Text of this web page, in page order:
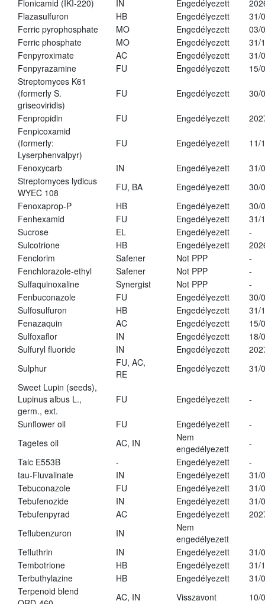
Flonicamid (IKI-220) IN Engedélyezett
Flazasulfuron
HB Engedélyezett
31/
Ferric pyrophosphate
MO Engedélyezett
03/
Ferric phosphate
MO Engedélyezett
31/
Fenpyroximate
AC Engedélyezett
31/
Fenpyrazamine
FU Engedélyezett
15/
Streptomyces K61
(formerly S.
griseoviridis)
FU Engedélyezett 30/
Fenpropidin FU Engedélyezett
Fenpicoxamid
(formerly:
Lyserphenvalpyr)
FU Engedélyezett 11/
Fenoxycarb IN Engedélyezett
31/
Streptomyces lydicus
WYEC 108
FU, BA Engedélyezett
30/
Fenoxaprop-P
HB Engedélyezett
30/
Fenhexamid
FU Engedélyezett
31/
Sucrose
EL Engedélyezett
-
Sulcotrione
HB Engedélyezett
Fenclorim
Safener Not PPP
-
Fenchlorazole-ethyl
Safener Not PPP
-
Sulfaquinoxaline
Synergist Not PPP
-
Fenbuconazole
FU Engedélyezett
30/
Sulfosulfuron
HB Engedélyezett
31/
Fenazaquin
AC Engedélyezett
15/
Sulfoxaflor
IN Engedélyezett
18/
Sulfuryl fluoride
IN Engedélyezett
Sulphur
FU, AC,
RE
Engedélyezett
31/
Sweet Lupin (seeds),
Lupinus albus L.,
germ., ext.
FU Engedélyezett -
Sunflower oil FU Engedélyezett
-
Tagetes oil
AC, IN
Nem
engedélyezett
-
Talc E553B
- Engedélyezett
-
tau-Fluvalinate
IN Engedélyezett
31/
Tebuconazole
FU Engedélyezett
31/
Tebufenozide
IN Engedélyezett
31/
Tebufenpyrad
AC Engedélyezett
Teflubenzuron
IN
Nem
engedélyezett
Tefluthrin
IN Engedélyezett
31/
Tembotrione
HB Engedélyezett
31/
Terbuthylazine
HB Engedélyezett
31/
Terpenoid blend
AC, IN Visszavont
10/